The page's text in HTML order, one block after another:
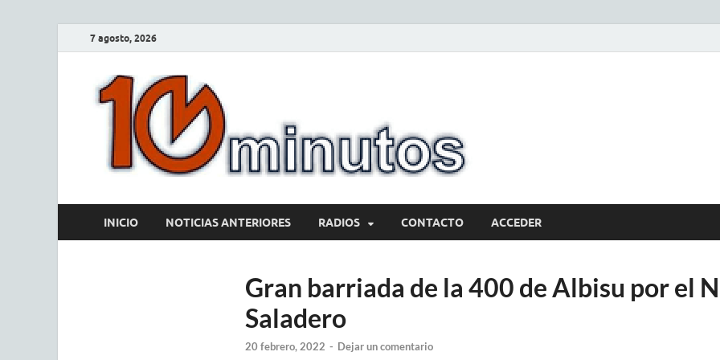
7 agosto, 2026
INICIO NOTICIAS ANTERIORES RADIOS CONTACTO ACCEDER
Gran barriada de la 400 de Albisu por el
Saladero
20 febrero, 2022 - Dejar un comentario